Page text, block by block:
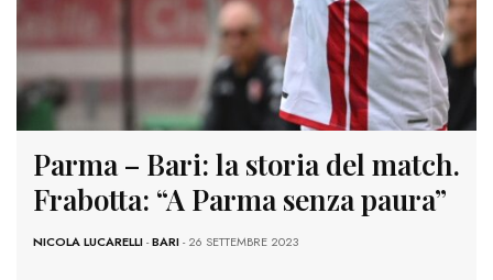
Parma – Bari: la storia del match.
Frabotta: “A Parma senza paura”
NICOLA LUCARELLI-BARI- 26 SETTEMBRE 2023